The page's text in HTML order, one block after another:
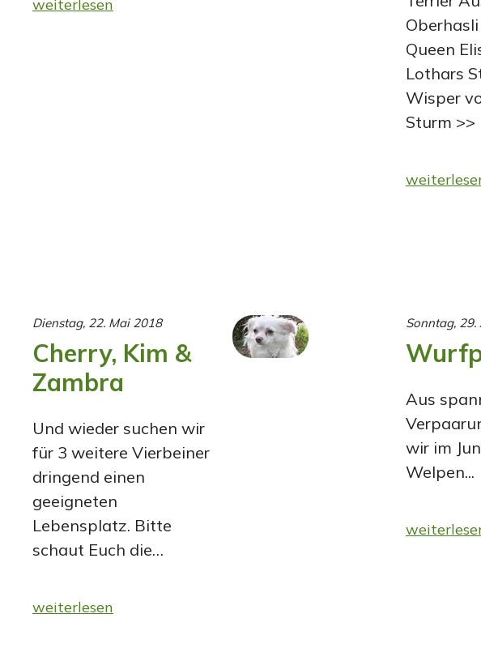
weiterlesen
Queen
Lothars
Wisper
Sturm >>
Dienstag, 22. Mai 2018
Cherry, Kim &
Zambra
Und wieder suchen wir
für 3 weitere Vierbeiner
dringend einen
geeigneten
Lebensplatz. Bitte
schaut Euch die…
weiterlesen
Sonntag,
Aus
wir im
Welpen...